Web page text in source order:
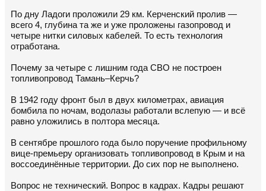
По дну Ладоги проложили 29 км. Керченский пролив —
всего 4, глубина та же и уже проложены газопровод и
четыре нитки силовых кабелей. То есть технология
отработана.
Почему за четыре с лишним года СВО не построен
топливопровод Тамань–Керчь?
В 1942 году фронт был в двух километрах, авиация
бомбила по ночам, водолазы работали вслепую — и всё
равно уложились в полтора месяца.
В сентябре прошлого года было поручение профильному
вице-премьеру организовать топливопровод в Крым и на
воссоединённые территории. До сих пор не выполнено.
Вопрос не технический. Вопрос в кадрах. Кадры решают